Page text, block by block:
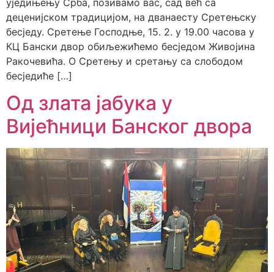
деценијском традицијом, на дванаесту Сретењску
бесједу. Сретење Господње, 15. 2. у 19.00 часова у
КЦ Бански двор обиљежићемо бесједом Живојина
Ракочевића. О Сретењу и сретању са слободом
бесједиће […]
Од злата јабука у
Вијећници Банског двора